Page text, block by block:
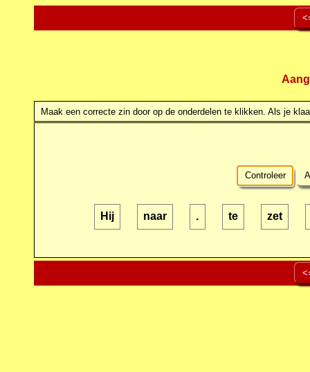
Maak een correcte zin door op de onderdelen te klikken. Als je
Controleer
Hij naar . te zet